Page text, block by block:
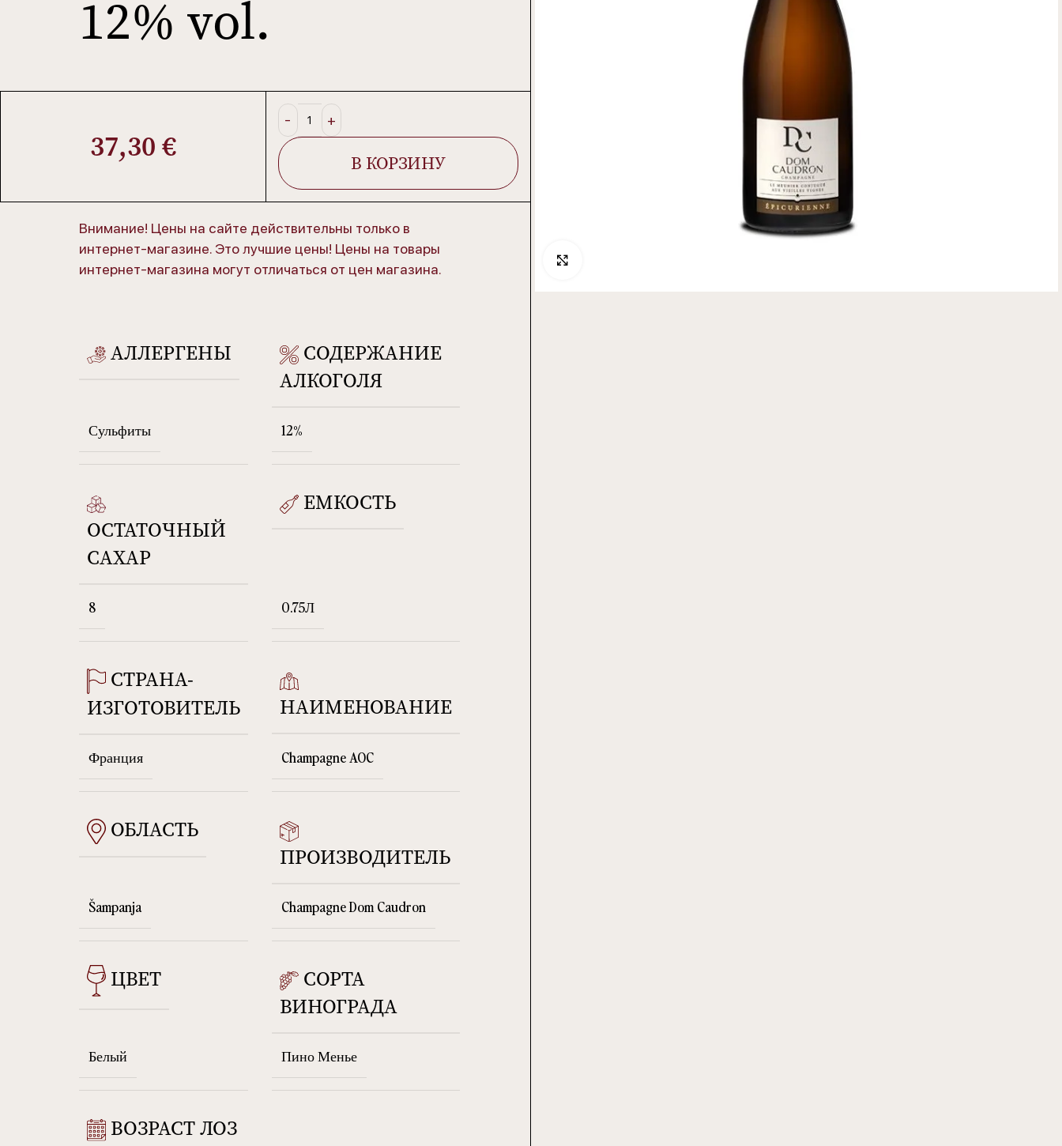
12% vol.
37,30€ В КОРЗИНУ
Внимание! Цены на сайте действительны только в
интернет-магазине. Это лучшие цены! Цены на товары
интернет-магазина могут отличаться от цен магазина.
АЛЛЕРГЕНЫ
Сульфиты
СОДЕРЖАНИЕ
АЛКОГОЛЯ
12%
ОСТАТОЧНЫЙ
САХАР
8
ЕМКОСТЬ
0.75Л
СТРАНА-
ИЗГОТОВИТЕЛЬ
Франция
НАИМЕНОВАНИЕ
Champagne AOC
ОБЛАСТЬ
Šampanja
ПРОИЗВОДИТЕЛЬ
Champagne Dom Caudron
ЦВЕТ
Белый
СОРТА
ВИНОГРАДА
Пино Менье
ВОЗРАСТ ЛОЗ